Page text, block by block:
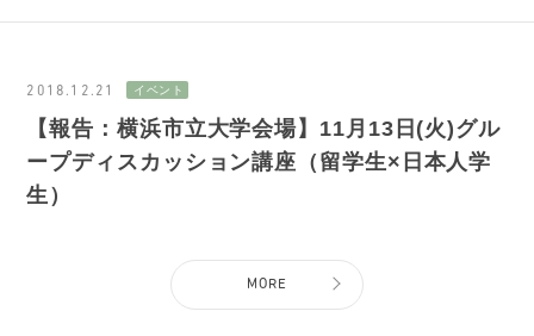
2018.12.21
【報告：横浜市立大学会場】11月13日(火)グル
ープディスカッション講座（留学生×日本人学
生）
MORE